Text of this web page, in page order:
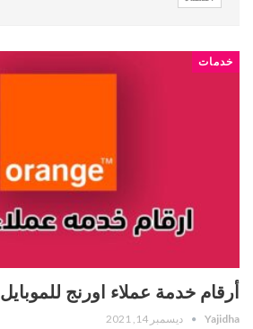
خدمات
أرقام خدمة عملاء اورنج للموبايل
Yajidha ديسمبر 14, 2021